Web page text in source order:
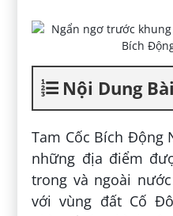
Nội Dung
Tam Cốc Bích Động
những địa điểm
trong và ngoài
với vùng đất Cố